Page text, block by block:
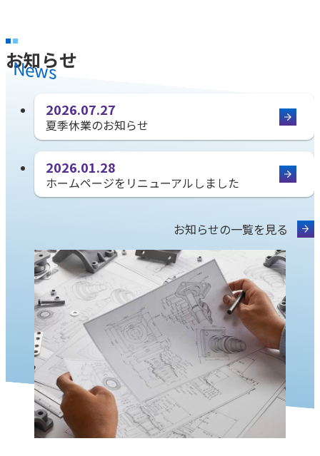
お知らせ
2026.07.27
夏季休業のお知らせ
2026.01.28
ホームページをリニューアルしました
お知らせの一覧を見る
News